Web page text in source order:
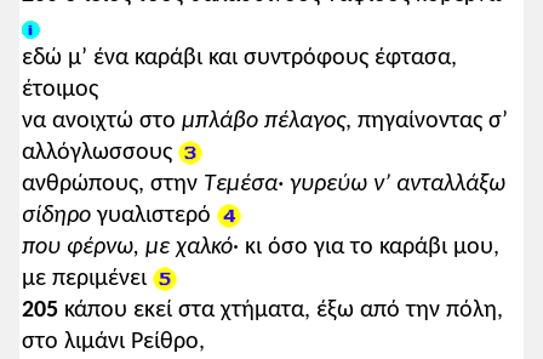
εδώ μ’ ένα καράβι και συντρόφους έφτασα,
έτοιμος
να ανοιχτώ στο μπλάβο πέλαγος, πηγαίνοντας σ’
αλλόγλωσσους
ανθρώπους, στην Τεμέσα· γυρεύω ν’ ανταλλάξω
σίδηρο γυαλιστερό
που φέρνω, με χαλκό· κι όσο για το καράβι μου,
με περιμένει
205 κάπου εκεί στα χτήματα, έξω από την πόλη,
στο λιμάνι Ρείθρο,